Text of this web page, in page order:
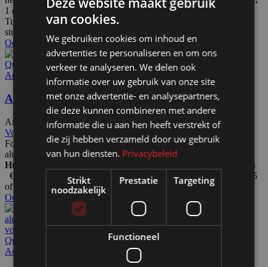
1 dag € 11,00 2 dagen € 14,00 7 dagen € 23,00
Tussenliggende of langere huurtermijn op aanvraag. Bij 5 of meer
stuks kwantumkorting.
Ook te huur
Quick view
Add to wishlist
A4 Folderhouder mobiel zigzag HxB152x24cm
Artikelnummer: 40222€113,00 Excl. BTW
Voeg toe aan offerteaanvraag
Folderhouder met 6x A4 brochure houder (portrait). Inclusief
aluminium koffer. HxB152x24cm. Uit voorraad leverbaar.
Huurprijs voor:
2 dagen € 19,00 7 dagen
€ 28,50 Tussenliggende of langere huurtermijn op aanvraag. Bij 5
of meer stuks kwantumkorting.
Ook te huur
Quick view
Add to wishlist
van cookies.
We gebruiken cookies om inhoud en
advertenties te personaliseren en om ons
verkeer te analyseren. We delen ook
informatie over uw gebruik van onze site
met onze advertentie- en analysepartners,
die deze kunnen combineren met andere
informatie die u aan hen heeft verstrekt of
die zij hebben verzameld door uw gebruik
van hun diensten. Privacybeleid
Strikt
noodzakelijk
Prestatie Targeting
Functioneel